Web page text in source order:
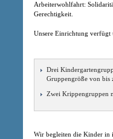
Arbeiterwohlfahrt:
Gerechtigkeit.
Unsere Einrichtung
Drei
Gruppengröße von bis
Zwei Krippengruppen
Wir begleiten die Kinder in